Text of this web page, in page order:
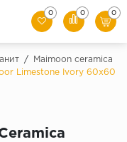
0 0 0
/
Maimoon ceramica
Limestone Ivory 60х60